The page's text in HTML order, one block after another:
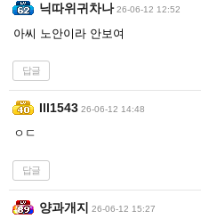
닉따위귀차나 26-06-12 12:52
아씨 노안이라 안보여
답글
Ill1543 26-06-12 14:48
ㅇㄷ
답글
양과개지 26-06-12 15:27